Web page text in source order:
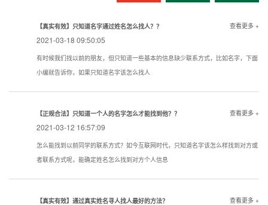
【真实有效】只知道名字通过姓名怎么找人？？
2021-03-18 09:50:05
查看更多 +
有时候我们找以前的朋友，但只知道一些基本的信息缺少联系方式，比如名字，下面
小编就告诉你，如果只知道名字该怎么找人
【正规合法】只知道一个人的名字怎么才能找到他？？
2021-03-12 16:57:09
查看更多 +
怎么能找到以前同学的联系方式？如今互联网时代，只知道名字该怎么样找到对方或
者联系方式呢，能确定姓名怎么找到对方个人信息
【真实有效】通过真实姓名寻人找人最好的方法？ 查看更多 +